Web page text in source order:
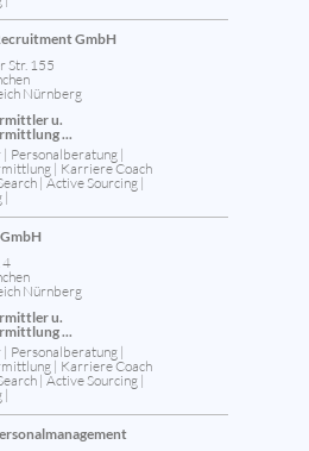
GmbH
Str. 155
Nürnberg
u.
...
Personalberatung |
| Karriere Coach
| Active Sourcing |
|
4
Nürnberg
u.
...
Personalberatung |
| Karriere Coach
| Active Sourcing |
|